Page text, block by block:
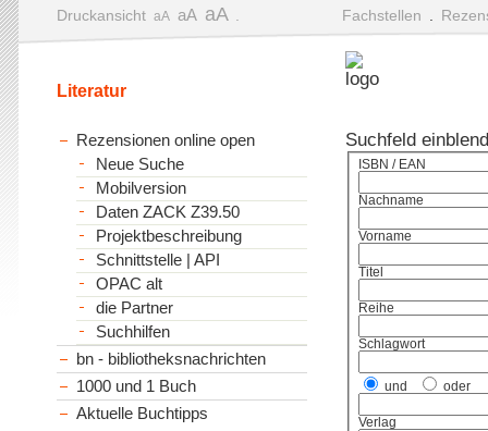
Druckansicht aA aA aA Fachstellen
Suchfeld
ISBN / EAN
Nachname
Vorname
Titel
Reihe
Schlagwort
und oder
Verlag
Literatur
Rezensionen online open
Neue Suche
Mobilversion
Daten ZACK Z39.50
Projektbeschreibung
Schnittstelle | API
OPAC alt
die Partner
Suchhilfen
bn - bibliotheksnachrichten
1000 und 1 Buch
Aktuelle Buchtipps